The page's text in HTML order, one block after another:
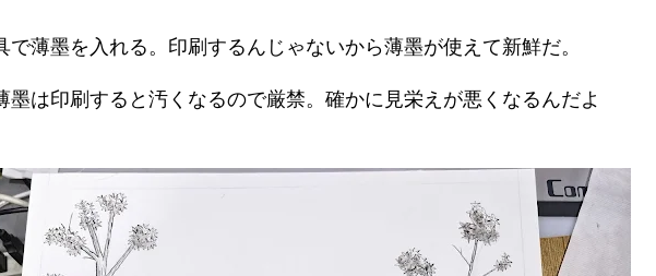
で薄墨を入れる。印刷するんじゃないから薄墨が使えて新鮮だ。
墨は印刷すると汚くなるので厳禁。確かに見栄えが悪くなるんだよ